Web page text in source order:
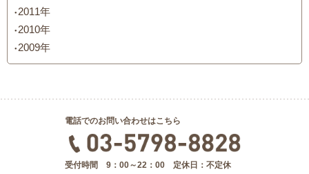
2011年
2010年
2009年
電話でのお問い合わせはこちら
受付時間 9：00～22：00 定休日：不定休